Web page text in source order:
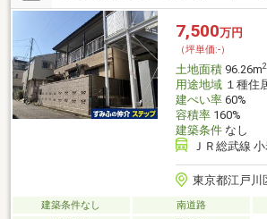
ョン■セブンイレブン南小岩店：徒歩5分ワイ
小岩店：徒歩6分ドラッグセイムス南小岩7丁目
FIRSTA小岩：徒歩8分イトーヨーカドー小岩店
7,500万円
（坪単価:-）
土地面積96.26m2
用途地域１種住
建ぺい率60%
容積率160%
建築条件なし
ＪＲ総武線
東京都江戸川
建築条件なし 南道路